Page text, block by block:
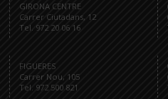
GIRONA CENTRE
Carrer Ciutadans, 12
Tel. 972 20 06 16
FIGUERES
Carrer Nou, 105
Tel. 972 500 821